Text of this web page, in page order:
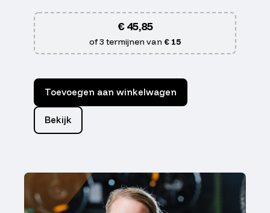
€45,85
of 3 termijnen van € 15
Toevoegen aan winkelwagen
Bekijk